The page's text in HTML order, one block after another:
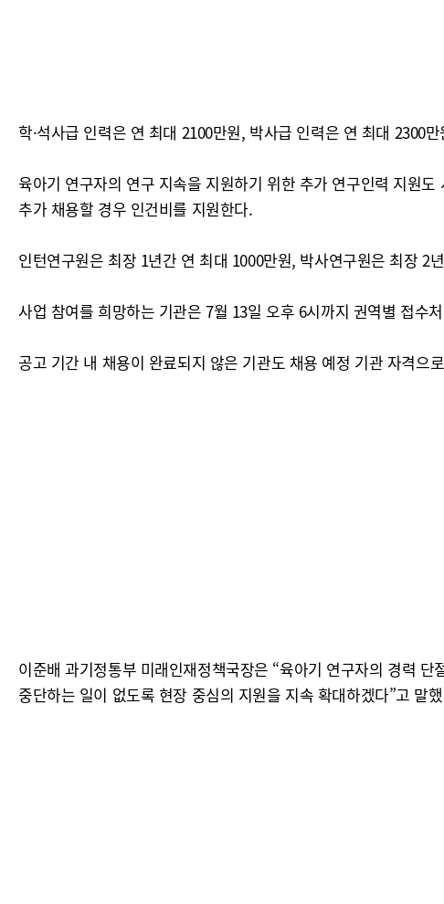
학·석사급 인력은 연 최대 2100만원, 박사급 인력은 연 최대 2300
육아기 연구자의 연구 지속을 지원하기 위한 추가 연구인력 지원
추가 채용할 경우 인건비를 지원한다.
인턴연구원은 최장 1년간 연 최대 1000만원, 박사연구원은 최장 2
사업 참여를 희망하는 기관은 7월 13일 오후 6시까지 권역별 접수
공고 기간 내 채용이 완료되지 않은 기관도 채용 예정 기관 자격
이준배 과기정통부 미래인재정책국장은 “육아기 연구자의 경력
중단하는 일이 없도록 현장 중심의 지원을 지속 확대하겠다”고 말